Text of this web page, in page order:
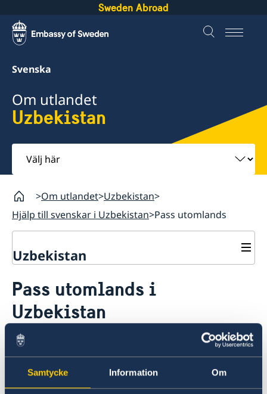
Samtycke Information Om
Sweden Abroad
Svenska
Om utlandet
Uzbekistan
Välj
här
Om utlandet Uzbekistan
Hjälp till svenskar i Uzbekistan Pass utomlands
Uzbekistan
Hjälp till svenskar i Uzbekistan
Rösta i Uzbekistan
Pass utomlands
Förlust av pass
Förnyelse av pass för vuxna
Provisoriskt pass
Samordningsnummer
Hjälp kring medborgarskap
Gifta sig utomlands
Legaliseringar
Reseinformation
Pass utomlands i
Uzbekistan
Passkunder rekommenderas förnya sina pass
vid besök i Sverige alternativt kontakta
närmaste svenska ambassad.